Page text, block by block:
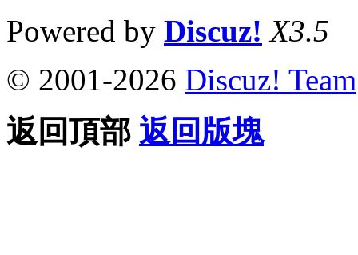
Powered by Discuz! X3.5
© 2001-2026 Discuz! Team
返回頂部 返回版塊